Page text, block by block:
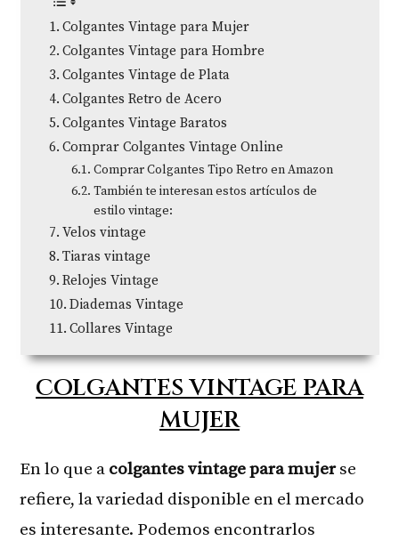
Colgantes Vintage para Mujer
Colgantes Vintage para Hombre
Colgantes Vintage de Plata
Colgantes Retro de Acero
Colgantes Vintage Baratos
Comprar Colgantes Vintage Online
Comprar Colgantes Tipo Retro en Amazon
También te interesan estos artículos de
estilo vintage:
Velos vintage
Tiaras vintage
Relojes Vintage
Diademas Vintage
Collares Vintage
COLGANTES VINTAGE PARA
MUJER
En lo que a colgantes vintage para mujerse
refiere, la variedad disponible en el mercado
es interesante. Podemos encontrarlos